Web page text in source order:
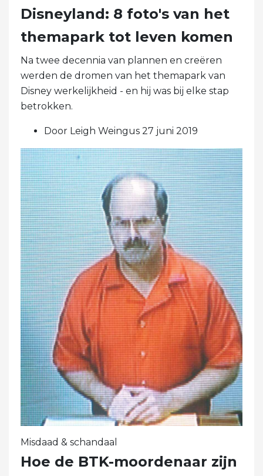
Disneyland: 8 foto's van het
themapark tot leven komen
Na twee decennia van plannen en creëren
werden de dromen van het themapark van
Disney werkelijkheid - en hij was bij elke stap
betrokken.
Door Leigh Weingus 27 juni 2019
Misdaad & schandaal
Hoe de BTK-moordenaar zijn